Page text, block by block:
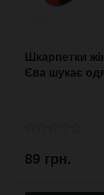
Шкарпетки
Єва шукає
89 грн.